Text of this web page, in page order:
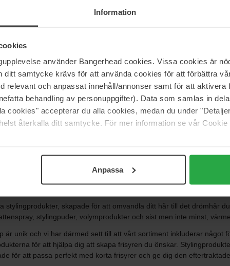
Information
använder Bangerhead cookies. Vissa cookies är
ditt samtycke krävs för att använda cookies för att förbättra
relevant och anpassat innehåll/annonser samt för att aktivera
behandling av personuppgifter). Data som samlas in
cookies" accepterar du alla cookies, medan du under
återkalla ditt samtycke. För mer information se vår
Anpassa
Curl Balm
Sebastian Professional
279 kr
Ord. pris 309 kr
Sida 1 av 34 Nästa
stylingprodukter, skapade för att omvandla ditt hår till det drömhår
stylingpuder, volymprodukter och sist men inte minst,
unik och vi har därmed sett till att vårt sortiment inkluderar något
för att hjälpa dig att skapa frisyren du önskar.
för att passa perfekt med korta frisyrer och ge dig den